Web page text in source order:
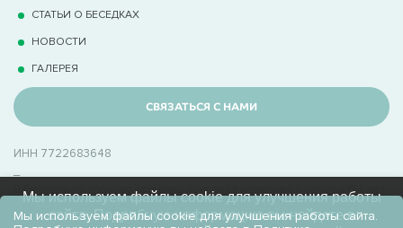
СТАТЬИ О БЕСЕДКАХ
НОВОСТИ
ГАЛЕРЕЯ
СВЯЗАТЬСЯ С НАМИ
ИНН 7722683648
В Беседки.Ру производственно-торговая компания с опытом 15+ лет
Мы используем файлы cookie для улучшения работы сайта.
Мы используем файлы cookie для улучшения работы
сайта. Подробную информацию вы найдете в